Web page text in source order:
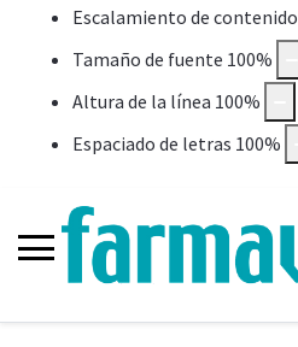
Escalamiento de contenido
Tamaño de fuente 100%
Altura de la línea 100%
Espaciado de letras 100%